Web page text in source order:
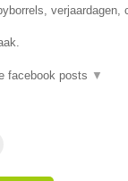
verjaardagen,
facebook posts ▼